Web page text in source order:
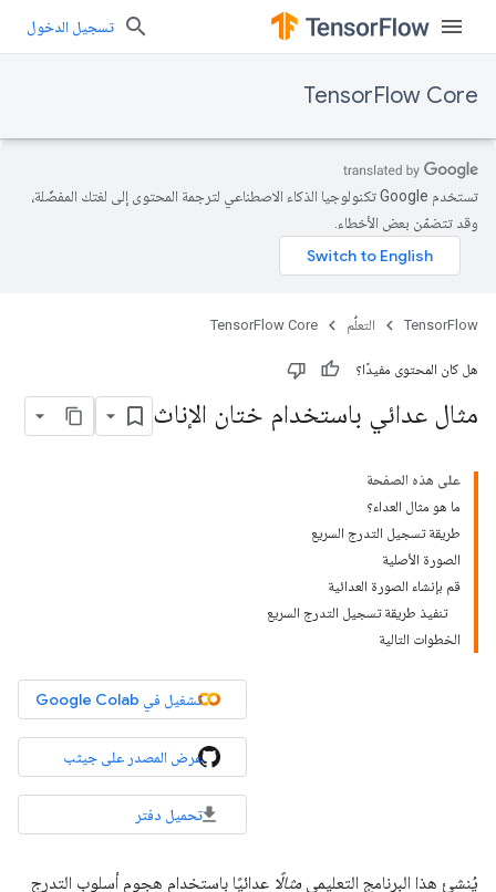
تسجيل الدخول
TensorFlow Core
تستخدم Google تكنولوجيا الذكاء الاصطناعي لترجمة المحتوى إلى لغتك المفضّلة،
وقد تتضمّن بعض الأخطاء.
TensorFlow التعلُّم TensorFlow Core
هل كان المحتوى مفيدًا؟
مثال عدائي باستخدام ختان الإناث
على هذه الصفحة
ما هو مثال العداء؟
طريقة تسجيل التدرج السريع
الصورة الأصلية
قم بإنشاء الصورة العدائية
تنفيذ طريقة تسجيل التدرج السريع
الخطوات التالية
تشغيل في Google Colab
عرض المصدر على جيثب
تحميل دفتر
يُنشئ هذا البرنامج التعليمي مثالًا عدائيًا باستخدام هجوم أسلوب التدرج